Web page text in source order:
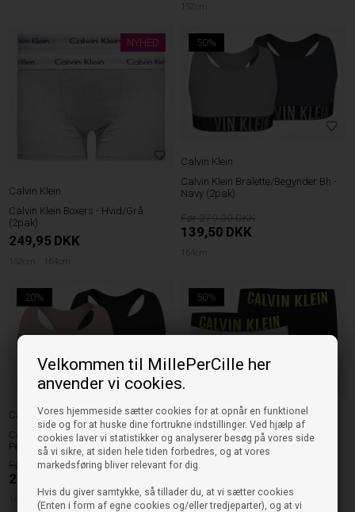
Velkommen til MillePerCille her
anvender vi cookies.
Vores hjemmeside sætter cookies for at opnår en funktionel
side og for at huske dine fortrukne indstillinger. Ved hjælp af
cookies laver vi statistikker og analyserer besøg på vores side
så vi sikre, at siden hele tiden forbedres, og at vores
markedsføring bliver relevant for dig.
Hvis du giver samtykke, så tillader du, at vi sætter cookies
(Enten i form af egne cookies og/eller tredjeparter), og at vi
152cm
NYHED
Calvin Klein
Calvin Klein Boxers - Hvid/Grå
(2pak)
249,95 DKK
152cm 164cm
50%
Calvin Klein
Calvin Klein Bralette/Begynder Bh -
Navy (2pak)
279,00
139,50 DKK
164cm
20%
Calvin Klein
Calvin Klein Bralette/Begynder Bh -
Peachwhip/Sort (2pak)
279,00
223,20
50%
Calvin Klein
Calvin Klein Boxers - Sort/Hvid
(2pak)
249,95
128cm